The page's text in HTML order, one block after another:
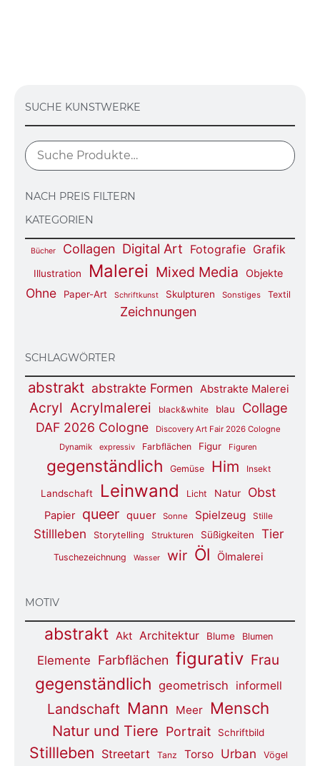
SUCHE KUNSTWERKE
NACH PREIS FILTERN
KATEGORIEN
Bücher Collagen Digital Art Fotografie Grafik
Illustration Malerei Mixed Media Objekte
Ohne Paper-Art Schriftkunst Skulpturen Sonstiges Textil
Zeichnungen
SCHLAGWÖRTER
abstrakt abstrakte Formen Abstrakte Malerei
Acryl Acrylmalerei black&white blau Collage
DAF 2026 Cologne
Discovery Art Fair 2026 Cologne
Dynamik
expressiv Farbflächen Figur Figuren
gegenständlich Gemüse Him Insekt
Landschaft Leinwand Licht Natur Obst
Papier queer quuer Sonne Spielzeug Stille
Stillleben Storytelling Strukturen Süßigkeiten Tier
Tuschezeichnung Wasser wir Öl Ölmalerei
MOTIV
abstrakt Akt Architektur Blume Blumen
Elemente Farbflächen figurativ Frau
gegenständlich geometrisch informell
Landschaft Mann Meer Mensch
Natur und Tiere Portrait Schriftbild
Stillleben Streetart Tanz Torso Urban Vögel